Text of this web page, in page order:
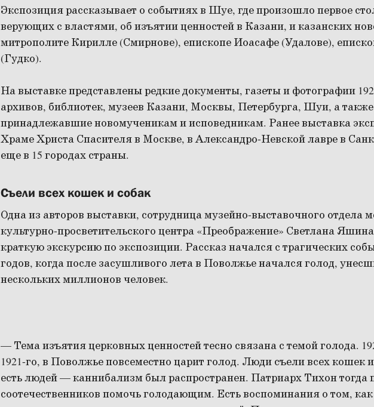
Экспозиция рассказывает о событиях в Шуе, где произошло первое
верующих с властями, об изъятии ценностей в Казани, и казанских
митрополите Кирилле (Смирнове), епископе Иоасафе (Удалове),
(Гудко).
На выставке представлены редкие документы, газеты и фотографии
архивов, библиотек, музеев Казани, Москвы, Петербурга, Шуи, а
принадлежавшие новомученикам и исповедникам. Ранее выставка
Храме Христа Спасителя в Москве, в Александро-Невской лавре в
еще в 15 городах страны.
Съели всех кошек и собак
Одна из авторов выставки, сотрудница музейно-выставочного отдела
культурно-просветительского центра «Преображение» Светлана
краткую экскурсию по экспозиции. Рассказ начался с трагических
годов, когда после засушливого лета в Поволжье начался голод,
нескольких миллионов человек.
— Тема изъятия церковных ценностей тесно связана с темой голода.
1921-го, в Поволжье повсеместно царит голод. Люди съели всех кошек
есть людей — каннибализм был распространен. Патриарх Тихон тогда
соотечественников помочь голодающим. Есть воспоминания о том,